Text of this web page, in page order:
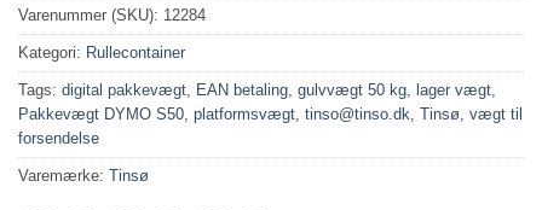
Varenummer (SKU): 12284
Kategori: Rullecontainer
Tags: digital pakkevægt EAN betaling gulvvægt 50 kg lager vægt
Pakkevægt DYMO S50 platformsvægt tinso@tinso.dk Tinsø vægt til
forsendelse
Varemærke: Tinsø